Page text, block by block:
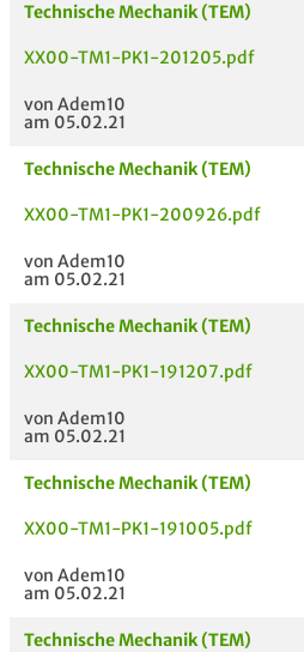
Technische Mechanik (TEM)
XX00-TM1-PK1-201205.pdf
von Adem10
am 05.02.21
Technische Mechanik (TEM)
XX00-TM1-PK1-200926.pdf
von Adem10
am 05.02.21
Technische Mechanik (TEM)
XX00-TM1-PK1-191207.pdf
von Adem10
am 05.02.21
Technische Mechanik (TEM)
XX00-TM1-PK1-191005.pdf
von Adem10
am 05.02.21
Technische Mechanik (TEM)